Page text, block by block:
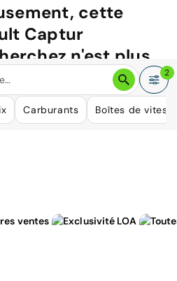
cette
Captur
n'est plus
voitures qui pourraient répondre
besoins.
2
Carburants Boîtes de